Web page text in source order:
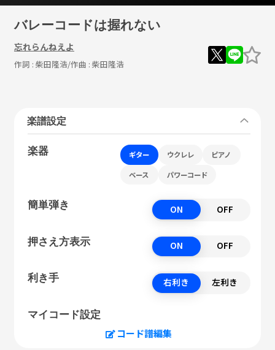
バレーコードは握れない
忘れらんねえよ
作詞 : 柴田隆浩/作曲 : 柴田隆浩
楽譜設定
楽器 ギター ウクレレ ピアノ
ベース パワーコード
簡単弾き ON OFF
押さえ方表示 ON OFF
利き手 右利き 左利き
マイコード設定
コード譜編集